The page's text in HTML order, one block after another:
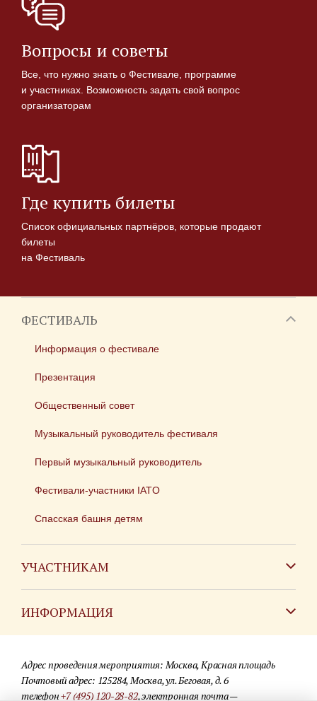
Вопросы и советы
Все, что нужно знать о Фестивале, программе
и участниках. Возможность задать свой вопрос
организаторам
Где купить билеты
Список официальных партнёров, которые продают
билеты
на Фестиваль
ФЕСТИВАЛЬ
Информация о фестивале
Презентация
Общественный совет
Музыкальный руководитель фестиваля
Первый музыкальный руководитель
Фестивали-участники IATO
Спасская башня детям
УЧАСТНИКАМ
ИНФОРМАЦИЯ
Для СМИ
Где купить билеты
Адрес проведения мероприятия: Москва, Красная площадь
Почтовый адрес: 125284, Москва, ул. Беговая, д. 6
телефон+7 (495) 120-28-82, электронная почта —